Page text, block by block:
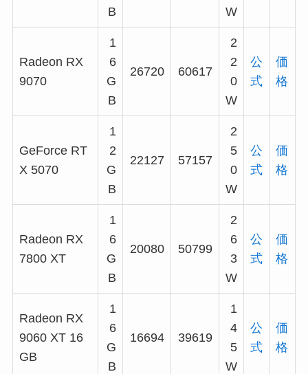
B
W
Radeon RX
9070
1
6
G
B
26720 60617
2
2
0
W
公
式
価
格
GeForce RT
X 5070
1
2
G
B
22127 57157
2
5
0
W
公
式
価
格
Radeon RX
7800 XT
1
6
G
B
20080 50799
2
6
3
W
公
式
価
格
Radeon RX
9060 XT 16
GB
1
6
G
B
16694 39619
1
4
5
W
公
式
価
格